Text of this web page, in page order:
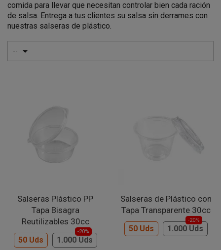
comida para llevar que necesitan controlar bien cada ración
de salsa. Entrega a tus clientes su salsa sin derrames con
nuestras salseras de plástico.
-- 
Salseras Plástico PP
Tapa Bisagra
Reutilizables 30cc
50 Uds 1.000 Uds
-20%
Salseras de Plástico con
Tapa Transparente 30cc
50 Uds 1.000 Uds
-20%